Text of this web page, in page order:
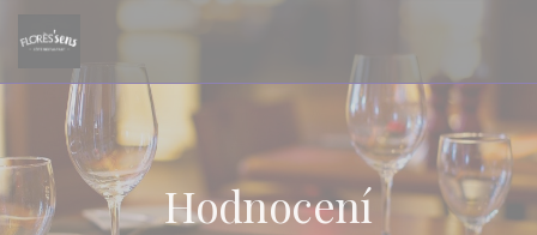
Hodnocení